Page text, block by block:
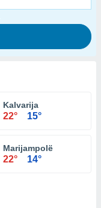
Kalvarija
22° 15°
Marijampolë
22° 14°